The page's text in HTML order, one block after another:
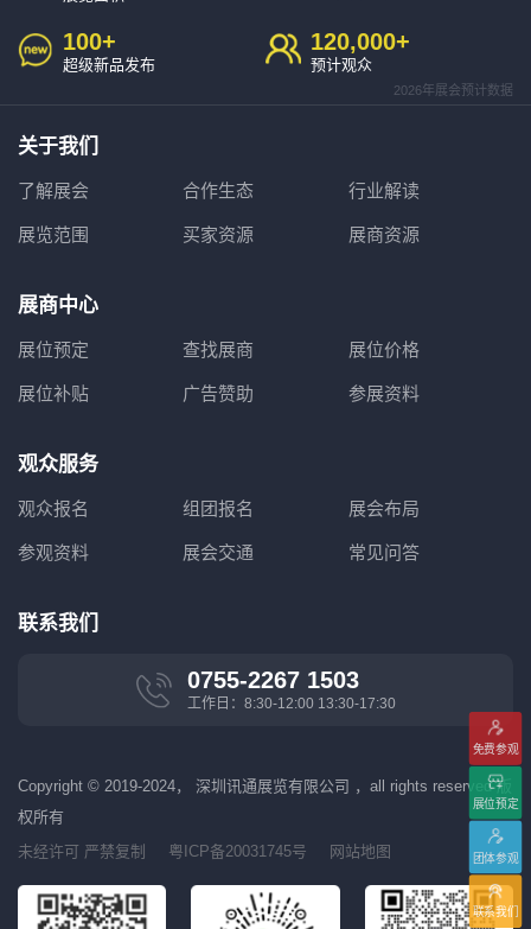
100+
超级新品发布
120,000+
预计观众
2026年展会预计数据
关于我们
了解展会 合作生态 行业解读
展览范围 买家资源 展商资源
展商中心
展位预定 查找展商 展位价格
展位补贴 广告赞助 参展资料
观众服务
观众报名 组团报名 展会布局
参观资料 展会交通 常见问答
联系我们
0755-2267 1503
工作日：8:30-12:00 13:30-17:30
Copyright © 2019-2024， 深圳讯通展览有限公司 ，all rights reserved 版
权所有
未经许可 严禁复制
粤ICP备20031745号 网站地图
免费参观
展位预定
团体参观
联系我们